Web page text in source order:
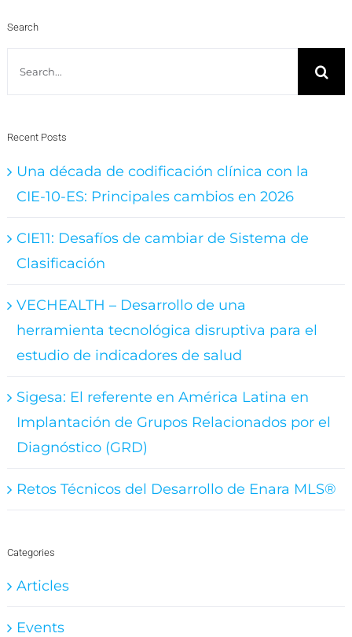
Search
Recent Posts
Una década de codificación clínica con la
CIE-10-ES: Principales cambios en 2026
CIE11: Desafíos de cambiar de Sistema de
Clasificación
VECHEALTH – Desarrollo de una
herramienta tecnológica disruptiva para el
estudio de indicadores de salud
Sigesa: El referente en América Latina en
Implantación de Grupos Relacionados por el
Diagnóstico (GRD)
Retos Técnicos del Desarrollo de Enara MLS®
Categories
Articles
Events